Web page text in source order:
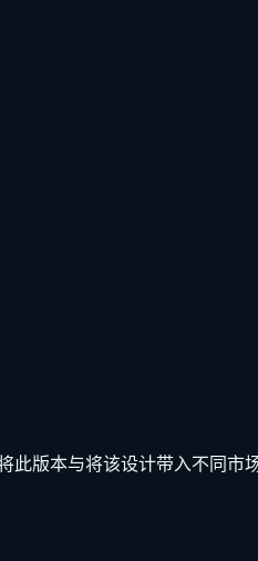
版本与将该设计带入不同市